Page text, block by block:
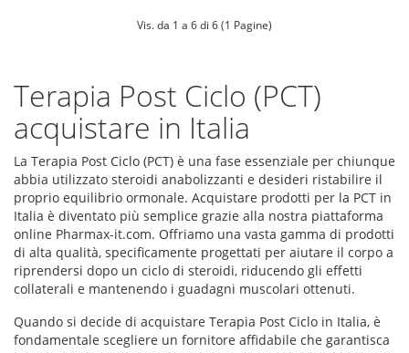
Vis. da 1 a 6 di 6 (1 Pagine)
Terapia Post Ciclo (PCT)
acquistare in Italia
La Terapia Post Ciclo (PCT) è una fase essenziale per chiunque
abbia utilizzato steroidi anabolizzanti e desideri ristabilire il
proprio equilibrio ormonale. Acquistare prodotti per la PCT in
Italia è diventato più semplice grazie alla nostra piattaforma
online Pharmax-it.com. Offriamo una vasta gamma di prodotti
di alta qualità, specificamente progettati per aiutare il corpo a
riprendersi dopo un ciclo di steroidi, riducendo gli effetti
collaterali e mantenendo i guadagni muscolari ottenuti.
Quando si decide di acquistare Terapia Post Ciclo in Italia, è
fondamentale scegliere un fornitore affidabile che garantisca